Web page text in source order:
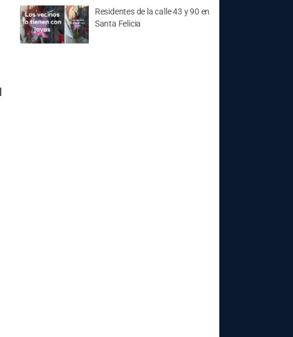
Residentes de la calle 43 y 90 en
Santa Felicia